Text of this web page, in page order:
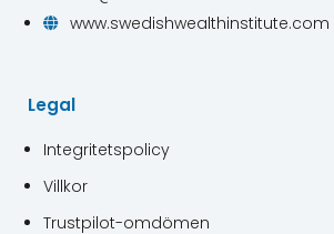
 www.swedishwealthinstitute.com
Legal
Integritetspolicy
Villkor
Trustpilot-omdömen